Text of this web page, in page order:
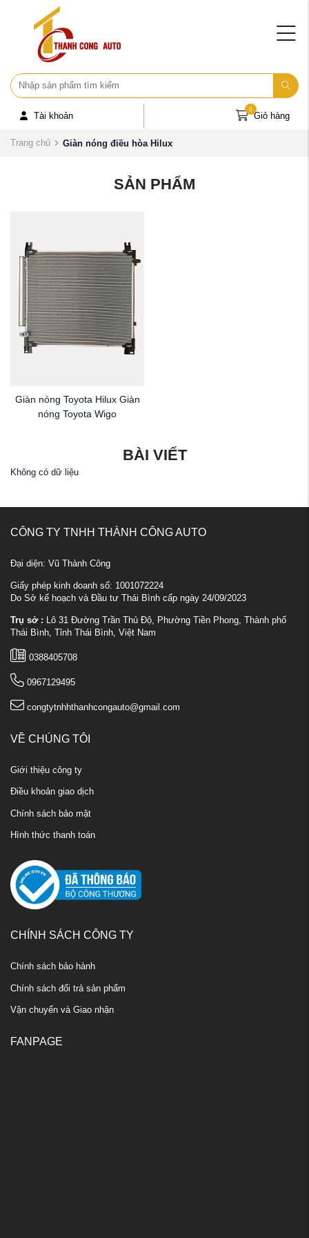
Tài khoản Giỏ hàng
0
Trang chủ Giàn nóng điều hòa Hilux
SẢN PHẨM
Giàn nóng Toyota Hilux Giàn
nóng Toyota Wigo
BÀI VIẾT
Không có dữ liệu
CÔNG TY TNHH THÀNH CÔNG AUTO
Đại diện: Vũ Thành Công
Giấy phép kinh doanh số: 1001072224
Do Sở kế hoạch và Đầu tư Thái Bình cấp ngày 24/09/2023
Trụ sở : Lô 31 Đường Trần Thủ Độ, Phường Tiền Phong, Thành phố
Thái Bình, Tỉnh Thái Bình, Việt Nam
0388405708
0967129495
congtytnhhthanhcongauto@gmail.com
VỀ CHÚNG TÔI
Giới thiệu công ty
Điều khoản giao dịch
Chính sách bảo mật
Hình thức thanh toán
CHÍNH SÁCH CÔNG TY
Chính sách bảo hành
Chính sách đổi trả sản phẩm
Vận chuyển và Giao nhận
FANPAGE